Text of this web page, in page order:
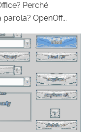
Perché
OpenOff...